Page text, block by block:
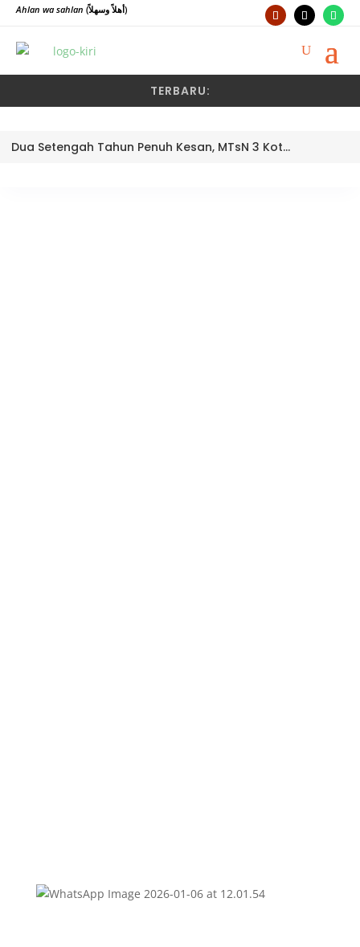
Ahlan wa sahlan (أهلاً وسهلاً)
TERBARU:
Dua Setengah Tahun Penuh Kesan, MTsN 3 Kota Padang Lepas Pengawas Pembina Dra. Nayusminar Nasrun